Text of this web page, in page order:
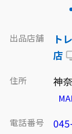
出品店舗
ト
店
住所 神
電話番号